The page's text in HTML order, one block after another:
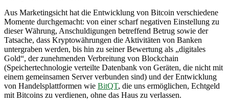
Aus Marketingsicht hat die Entwicklung von Bitcoin verschiedene
Momente durchgemacht: von einer scharf negativen Einstellung zu
dieser Währung, Anschuldigungen betreffend Betrug sowie der
Tatsache, dass Kryptowährungen die Aktivitäten von Banken
untergraben werden, bis hin zu seiner Bewertung als „digitales
Gold“, der zunehmenden Verbreitung von Blockchain
(Speichertechnologie verteilte Datenbank von Geräten, die nicht mit
einem gemeinsamen Server verbunden sind) und der Entwicklung
von Handelsplattformen wie BitQT, die uns ermöglichen, Echtgeld
mit Bitcoins zu verdienen, ohne das Haus zu verlassen.